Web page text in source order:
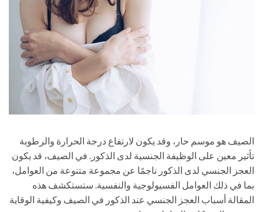
الصيف هو موسم حار، وقد يكون لارتفاع درجة الحرارة والرطوبة
تأثير معين على الوظيفة الجنسية لدى الذكور. في الصيف، قد يكون
العجز الجنسي لدى الذكور ناجمًا عن مجموعة متنوعة من العوامل،
بما في ذلك العوامل الفسيولوجية والنفسية. ستستكشف هذه
المقالة أسباب العجز الجنسي عند الذكور في الصيف وكيفية الوقاية